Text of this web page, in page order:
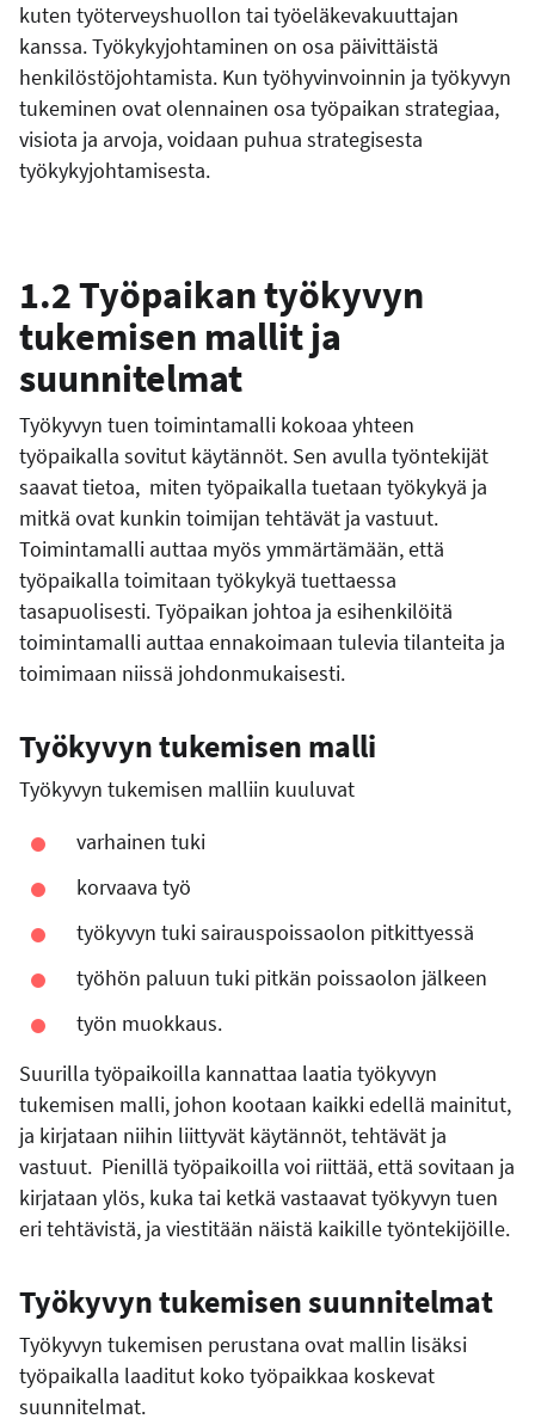
kuten työterveyshuollon tai työeläkevakuuttajan
kanssa. Työkykyjohtaminen on osa päivittäistä
henkilöstöjohtamista. Kun työhyvinvoinnin ja työkyvyn
tukeminen ovat olennainen osa työpaikan strategiaa,
visiota ja arvoja, voidaan puhua strategisesta
työkykyjohtamisesta.
1.2 Työpaikan työkyvyn
tukemisen mallit ja
suunnitelmat
Työkyvyn tuen toimintamalli kokoaa yhteen
työpaikalla sovitut käytännöt. Sen avulla työntekijät
saavat tietoa, miten työpaikalla tuetaan työkykyä ja
mitkä ovat kunkin toimijan tehtävät ja vastuut.
Toimintamalli auttaa myös ymmärtämään, että
työpaikalla toimitaan työkykyä tuettaessa
tasapuolisesti. Työpaikan johtoa ja esihenkilöitä
toimintamalli auttaa ennakoimaan tulevia tilanteita ja
toimimaan niissä johdonmukaisesti.
Työkyvyn tukemisen malli
Työkyvyn tukemisen malliin kuuluvat
varhainen tuki
korvaava työ
työkyvyn tuki sairauspoissaolon pitkittyessä
työhön paluun tuki pitkän poissaolon jälkeen
työn muokkaus.
Suurilla työpaikoilla kannattaa laatia työkyvyn
tukemisen malli, johon kootaan kaikki edellä mainitut,
ja kirjataan niihin liittyvät käytännöt, tehtävät ja
vastuut. Pienillä työpaikoilla voi riittää, että sovitaan ja
kirjataan ylös, kuka tai ketkä vastaavat työkyvyn tuen
eri tehtävistä, ja viestitään näistä kaikille työntekijöille.
Työkyvyn tukemisen suunnitelmat
Työkyvyn tukemisen perustana ovat mallin lisäksi
työpaikalla laaditut koko työpaikkaa koskevat
suunnitelmat.